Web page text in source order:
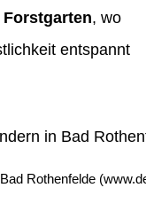
Forstgarten, wo
entspannt
Rothenfelde